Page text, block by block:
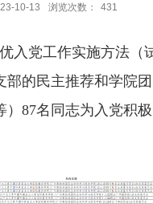
10-13 浏览次数： 431
入党工作实施方法（
的民主推荐和学院团
87名同志为入党积极